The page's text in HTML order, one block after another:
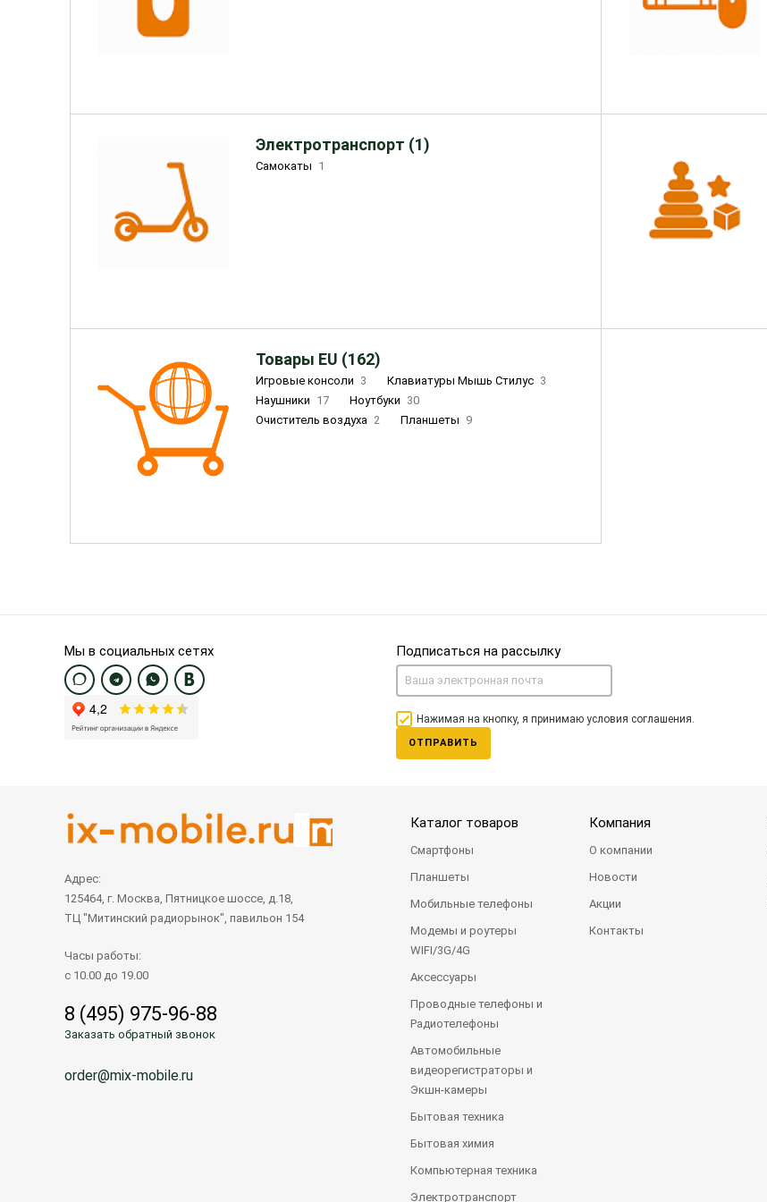
Электротранспорт (1)
Самокаты 1
Товары EU (162)
Игровые консоли 3 Клавиатуры Мышь Стилус 3
Наушники 17 Ноутбуки 30
Очиститель воздуха 2 Планшеты 9
Мы в социальных сетях Подписаться на рассылку
Нажимая на кнопку, я принимаю условия соглашения.
ОТПРАВИТЬ
Адрес:
125464, г. Москва, Пятницкое шоссе, д.18,
ТЦ "Митинский радиорынок", павильон 154
Часы работы:
с 10.00 до 19.00
8 (495) 975-96-88
Заказать обратный звонок
order@mix-mobile.ru
Каталог товаров
Смартфоны
Планшеты
Мобильные телефоны
Модемы и роутеры
WIFI/3G/4G
Аксессуары
Проводные телефоны и
Радиотелефоны
Автомобильные
видеорегистраторы и
Экшн-камеры
Бытовая техника
Бытовая химия
Компьютерная техника
Электротранспорт
Компания
О компании
Новости
Акции
Контакты